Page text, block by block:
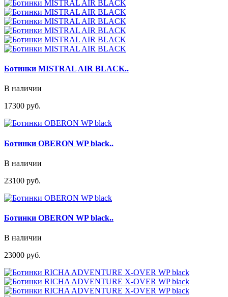
Ботинки MISTRAL AIR BLACK..
В наличии
17300 руб.
Ботинки OBERON WP black..
В наличии
23100 руб.
Ботинки OBERON WP black..
В наличии
23000 руб.